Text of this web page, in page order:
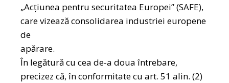
„Acțiunea pentru securitatea Europei” (SAFE),
care vizează consolidarea industriei europene
de
apărare.
În legătură cu cea de-a doua întrebare,
precizez că, în conformitate cu art. 51 alin. (2)